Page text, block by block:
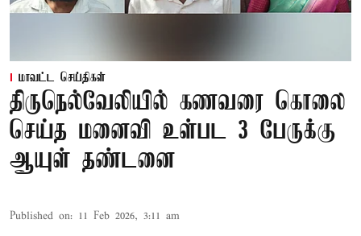
மாவட்ட செய்திகள்
திருநெல்வேலியில் கணவரை கொலை
செய்த மனைவி உள்பட 3 பேருக்கு
ஆயுள் தண்டனை
Published on: 11 Feb 2026, 3:11 am